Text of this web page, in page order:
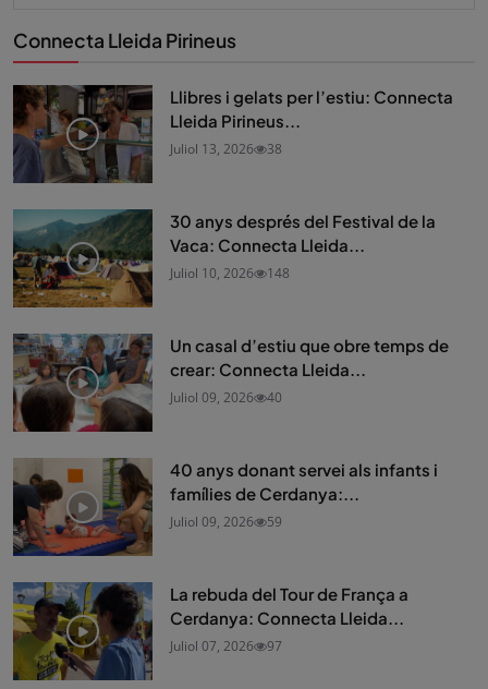
Connecta Lleida Pirineus
Llibres i gelats per l’estiu: Connecta
Lleida Pirineus...
Juliol 13, 2026 38
30 anys després del Festival de la
Vaca: Connecta Lleida...
Juliol 10, 2026 148
Un casal d’estiu que obre temps de
crear: Connecta Lleida...
Juliol 09, 2026 40
40 anys donant servei als infants i
famílies de Cerdanya:...
Juliol 09, 2026 59
La rebuda del Tour de França a
Cerdanya: Connecta Lleida...
Juliol 07, 2026 97